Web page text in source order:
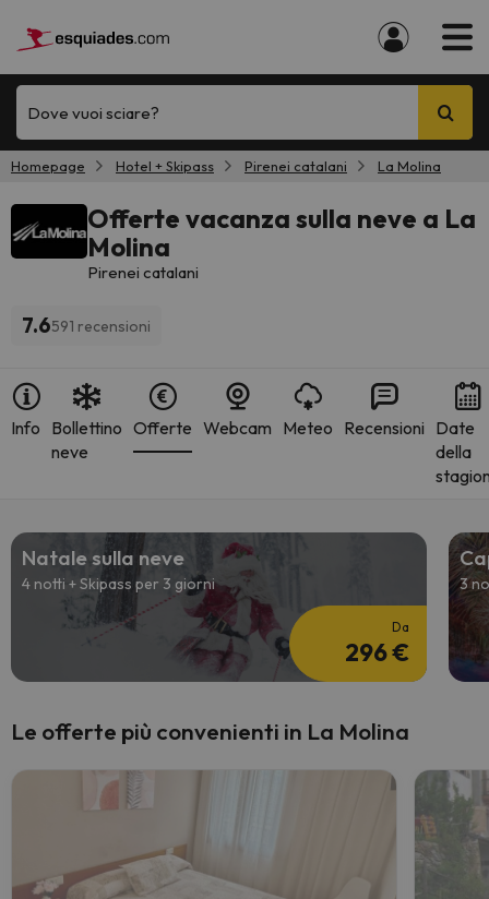
Dove vuoi sciare?
Homepage Hotel + Skipass Pirenei catalani La Molina
Offerte vacanza sulla neve a La
Molina
Pirenei catalani
7.6591 recensioni
Info Bollettino
neve
Offerte Webcam Meteo Recensioni Date
della
Natale sulla neve
4 notti + Skipass per 3 giorni
Da
296 €
3
Le offerte più convenienti in La Molina